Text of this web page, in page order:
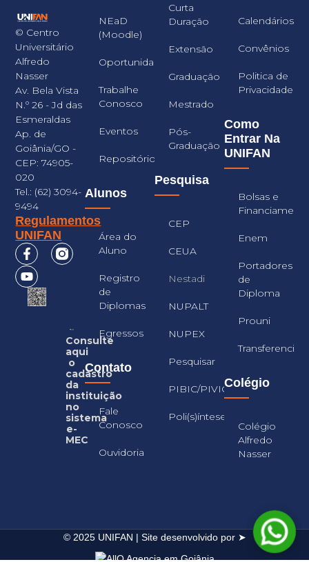
© Centro
Universitário
Alfredo
Nasser
Av. Bela Vista
N.º 26 - Jd das
Esmeraldas
Ap. de
Goiânia/GO -
CEP: 74905-
020
Tel.: (62) 3094-
9494
Regulamentos
UNIFAN
Consulte
aqui
o
cadastro
da
instituição
no
sistema
e-
MEC
Calendários
Convênios
Politica de
Privacidade
Como
Entrar Na
UNIFAN
Bolsas e
Enem
Portadores
de
Diploma
Prouni
Transferencia
Colégio
Colégio
Alfredo
Nasser
Curta
Duração
Extensão
Graduação
Mestrado
Pós-
Graduação
Pesquisa
CEP
CEUA
Nestadi
NUPALT
NUPEX
Pesquisar
PIBIC/PIVIC
Poli(s)íntese
NEaD
(Moodle)
Oportunidades
Trabalhe
Conosco
Eventos
Repositório
Alunos
Área do
Aluno
Registro
de
Diplomas
Egressos
Contato
Fale
Conosco
Ouvidoria
© 2025 UNIFAN | Site desenvolvido por ➤